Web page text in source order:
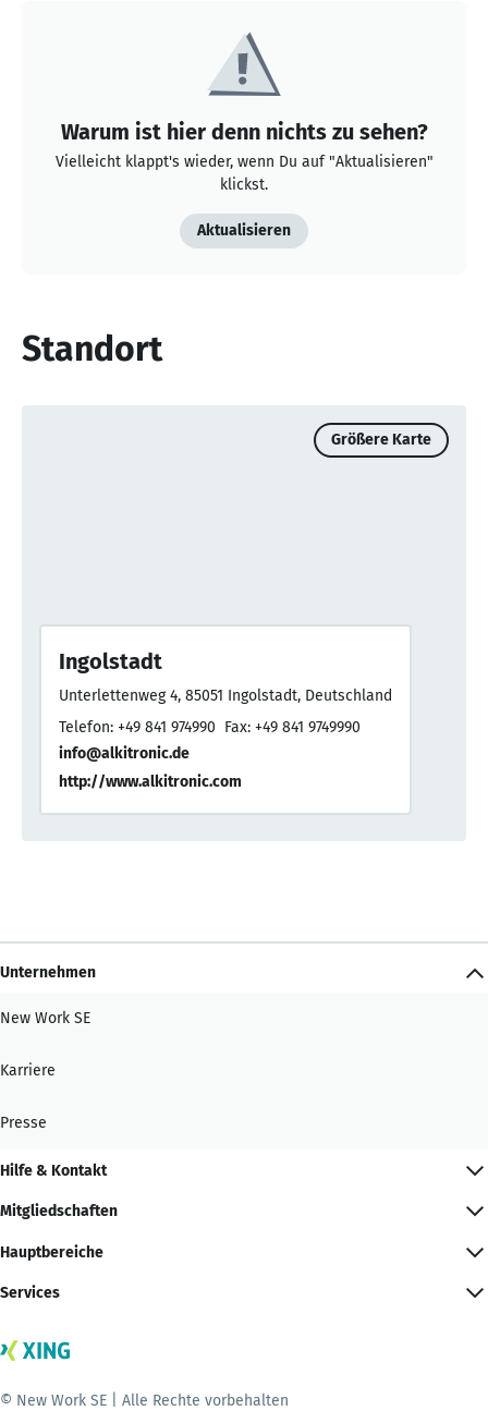
Warum ist hier denn nichts zu sehen?
Vielleicht klappt's wieder, wenn Du auf "Aktualisieren"
klickst.
Aktualisieren
Standort
Größere Karte
Ingolstadt
Unterlettenweg 4, 85051 Ingolstadt, Deutschland
Telefon: +49 841 974990 Fax: +49 841 9749990
info@alkitronic.de
http://www.alkitronic.com
Unternehmen
New Work SE
Karriere
Presse
Hilfe & Kontakt
Mitgliedschaften
Hauptbereiche
Services
© New Work SE | Alle Rechte vorbehalten